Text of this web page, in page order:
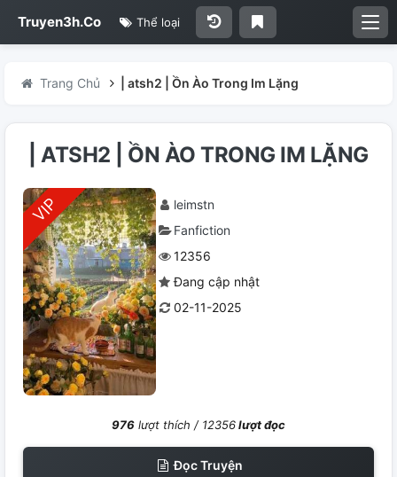
Truyen3h.Co Thể loại
Trang Chủ | atsh2 | Ồn Ào Trong Im Lặng
| ATSH2 | ỒN ÀO TRONG IM LẶNG
leimstn
Fanfiction
12356
Đang cập nhật
02-11-2025
976 lượt thích / 12356lượt đọc
Đọc Truyện